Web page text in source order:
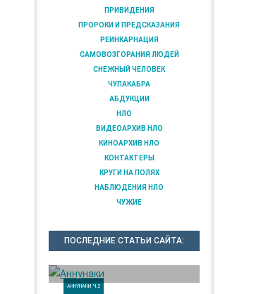
ПРИВИДЕНИЯ
ПРОРОКИ И ПРЕДСКАЗАНИЯ
РЕИНКАРНАЦИЯ
САМОВОЗГОРАНИЯ ЛЮДЕЙ
СНЕЖНЫЙ ЧЕЛОВЕК
ЧУПАКАБРА
АБДУКЦИИ
НЛО
ВИДЕОАРХИВ НЛО
КИНОАРХИВ НЛО
КОНТАКТЕРЫ
КРУГИ НА ПОЛЯХ
НАБЛЮДЕНИЯ НЛО
ЧУЖИЕ
ПОСЛЕДНИЕ СТАТЬИ САЙТА:
АННУНАКИ Ч.2